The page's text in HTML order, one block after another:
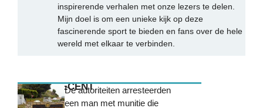
inspirerende verhalen met onze lezers te delen.
Mijn doel is om een unieke kijk op deze
fascinerende sport te bieden en fans over de hele
wereld met elkaar te verbinden.
MEEST RECENTDe autoriteiten arresteerden
een man met munitie die